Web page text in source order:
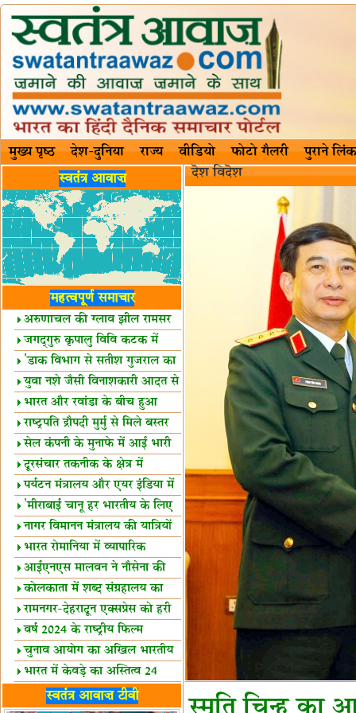
मुख्य पृष्ठ देश-दुनिया राज्य वीडियो फोटो गैलरी पुराने लिंक
स्वतंत्र आवाज़
महत्वपूर्ण समाचार
अरुणाचल की ग्लाव झील रामसर
स्थल घोषित
जगद्गुरु कृपालु विवि कटक में
शैक्षिक सत्र शुरू
'डाक विभाग से सतीश गुजराल का
रिश्ता गहरा'
युवा नशे जैसी विनाशकारी आदत से
दूर रहें-मोदी
भारत और रवांडा के बीच हुआ
व्यापार विस्तार
राष्ट्रपति द्रौपदी मुर्मु से मिले बस्तर
के प्रतिनिधि
सेल कंपनी के मुनाफे में आई भारी
उछाल!
दूरसंचार तकनीक के क्षेत्र में
उत्कृष्टता पुरस्कार
पर्यटन मंत्रालय और एयर इंडिया में
समझौता
'मीराबाई चानू हर भारतीय के लिए
प्रेरणा'
नागर विमानन मंत्रालय की यात्रियों
को सलाह
भारत रोमानिया में व्यापारिक
साझेदारियां
आईएनएस मालवन ने नौसेना की
ताकत बढ़ाई
कोलकाता में शब्द संग्रहालय का
उद्घाटन
रामनगर-देहरादून एक्सप्रेस को हरी
झंडीवर्ष 2024 के राष्ट्रीय फिल्म
पुरस्कारों की घोषणा
चुनाव आयोग का अखिल भारतीय
मीडिया सम्मेलन
भारत में केवड़े का अस्तित्‍व 24
लाख वर्ष!
लखनऊ में 'एक राष्ट्र एक चुनाव'
स्वतंत्र आवाज़ टीवी
दॆश‍ विदॆश‌
स्मृति चिन्ह का